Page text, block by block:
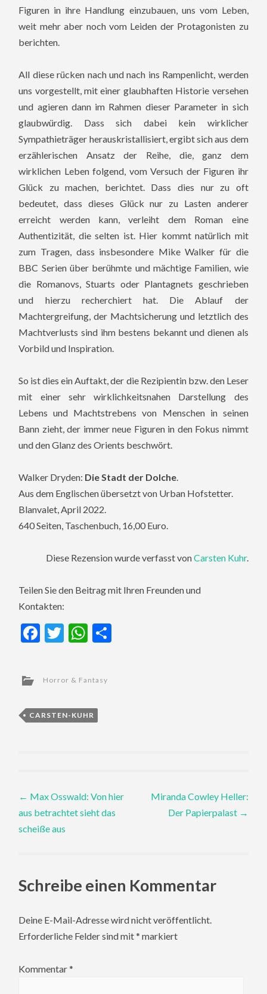
Figuren in ihre Handlung einzubauen, uns vom Leben,
weit mehr aber noch vom Leiden der Protagonisten zu
berichten.
All diese rücken nach und nach ins Rampenlicht, werden
uns vorgestellt, mit einer glaubhaften Historie versehen
und agieren dann im Rahmen dieser Parameter in sich
glaubwürdig. Dass sich dabei kein wirklicher
Sympathieträger herauskristallisiert, ergibt sich aus dem
erzählerischen Ansatz der Reihe, die, ganz dem
wirklichen Leben folgend, vom Versuch der Figuren ihr
Glück zu machen, berichtet. Dass dies nur zu oft
bedeutet, dass dieses Glück nur zu Lasten anderer
erreicht werden kann, verleiht dem Roman eine
Authentizität, die selten ist. Hier kommt natürlich mit
zum Tragen, dass insbesondere Mike Walker für die
BBC Serien über berühmte und mächtige Familien, wie
die Romanovs, Stuarts oder Plantagnets geschrieben
und hierzu recherchiert hat. Die Ablauf der
Machtergreifung, der Machtsicherung und letztlich des
Machtverlusts sind ihm bestens bekannt und dienen als
Vorbild und Inspiration.
So ist dies ein Auftakt, der die Rezipientin bzw. den Leser
mit einer sehr wirklichkeitsnahen Darstellung des
Lebens und Machtstrebens von Menschen in seinen
Bann zieht, der immer neue Figuren in den Fokus nimmt
und den Glanz des Orients beschwört.
Walker Dryden: Die Stadt der Dolche.
Aus dem Englischen übersetzt von Urban Hofstetter.
Blanvalet, April 2022.
640 Seiten, Taschenbuch, 16,00 Euro.
Diese Rezension wurde verfasst vonCarsten Kuhr.
Teilen Sie den Beitrag mit Ihren Freunden und
Kontakten:
Facebook
TwitterWhatsApp
Horror & Fantasy
CARSTEN-KUHR
Post
navigation
← Max Osswald: Von hier
aus betrachtet sieht das
scheiße aus
Miranda Cowley Heller:
Der Papierpalast →
Schreibe einen Kommentar
Deine E-Mail-Adresse wird nicht veröffentlicht.
Erforderliche Felder sind mit* markiert
Kommentar*